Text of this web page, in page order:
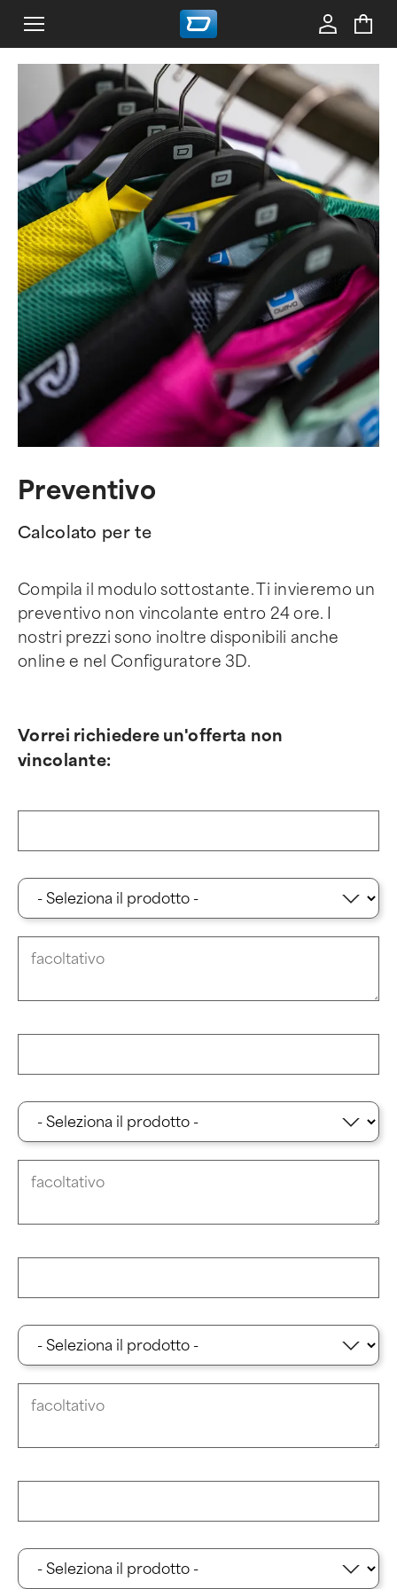
Preventivo
Calcolato per te
Compila il modulo sottostante. Ti invieremo un
preventivo non vincolante entro 24 ore. I
nostri prezzi sono inoltre disponibili anche
online e nel Configuratore 3D.
Vorrei richiedere un'offerta non
vincolante: